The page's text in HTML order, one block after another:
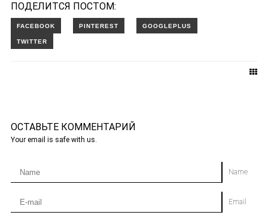
ПОДЕЛИТСЯ ПОСТОМ:
ОСТАВЬТЕ КОММЕНТАРИЙ
Your email is safe with us.
Name
Email